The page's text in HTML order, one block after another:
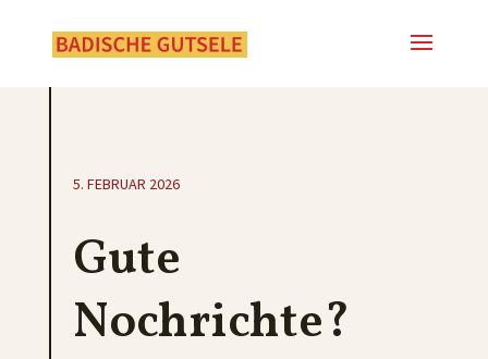
5. FEBRUAR 2026
Gute
Nochrichte?